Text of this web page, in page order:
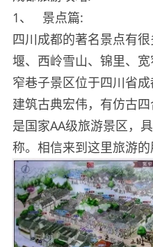
1、 景点篇:
四川成都的著名景点有
堰、西岭雪山、锦里、
窄巷子景区位于四川省成
建筑古典宏伟，有仿古
是国家AA级旅游景区，
称。相信来到这里旅游的